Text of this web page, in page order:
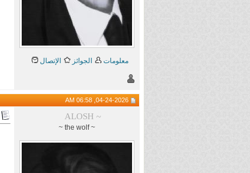
معلومات الجوائز الإتصال
ALOSH ~
~ the wolf ~